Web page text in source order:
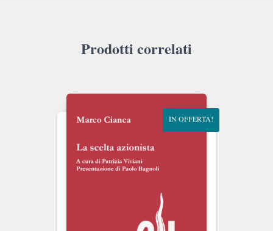
Prodotti correlati
IN OFFERTA!